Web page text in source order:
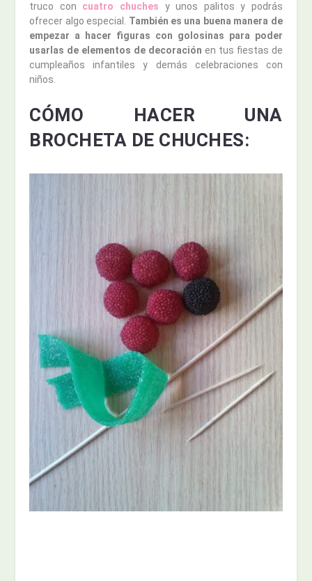
truco con cuatro chuches y unos palitos y podrás
ofrecer algo especial.
También es una buena manera de
empezar a hacer figuras con golosinas para poder
usarlas de elementos de decoración en tus fiestas de
cumpleaños infantiles y demás celebraciones con
niños.
CÓMO HACER UNA
BROCHETA DE CHUCHES: